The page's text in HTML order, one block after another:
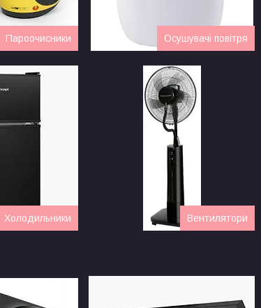
Пароочисники Осушувачі повітря
Холодильники Вентилятори